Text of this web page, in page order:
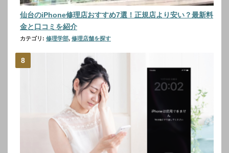
仙台のiPhone修理店おすすめ7選！正規店より安い？最新料
金と口コミを紹介
カテゴリ: 修理学部, 修理店舗を探す